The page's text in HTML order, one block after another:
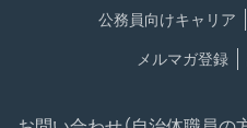
公務員向けキャリア
メルマガ登録